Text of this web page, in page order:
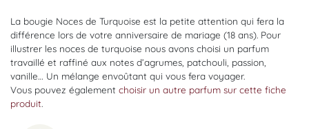
La bougie Noces de Turquoise est la petite attention qui fera la
différence lors de votre anniversaire de mariage (18 ans). Pour
illustrer les noces de turquoise nous avons choisi un parfum
travaillé et raffiné aux notes d’agrumes, patchouli, passion,
vanille… Un mélange envoûtant qui vous fera voyager.
Vous pouvez également choisir un autre parfum sur cette fiche
produit.